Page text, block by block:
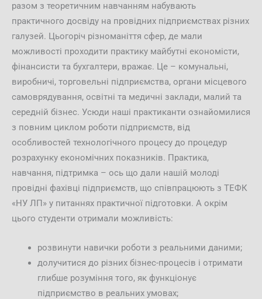
разом з теоретичним навчанням набувають
практичного досвіду на провідних підприємствах різних
галузей. Цьогоріч різноманіття сфер, де мали
можливості проходити практику майбутні економісти,
фінансисти та бухгалтери, вражає. Це – комунальні,
виробничі, торговельні підприємства, органи місцевого
самоврядування, освітні та медичні заклади, малий та
середній бізнес. Усюди наші практиканти ознайомилися
з повним циклом роботи підприємств, від
особливостей технологічного процесу до процедур
розрахунку економічних показників. Практика,
навчання, підтримка – ось що дали нашій молоді
провідні фахівці підприємств, що співпрацюють з ТЕФК
«НУ ЛП» у питаннях практичної підготовки. А окрім
цього студенти отримали можливість:
розвинути навички роботи з реальними даними;
долучитися до різних бізнес-процесів і отримати
глибше розуміння того, як функціонує
підприємство в реальних умовах;